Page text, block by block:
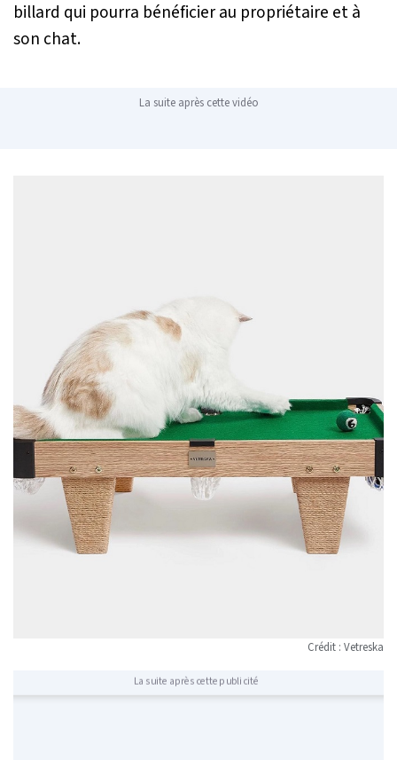
billard qui pourra bénéficier au propriétaire et à
son chat.
La suite après cette vidéo
Crédit : Vetreska
La suite après cette publicité